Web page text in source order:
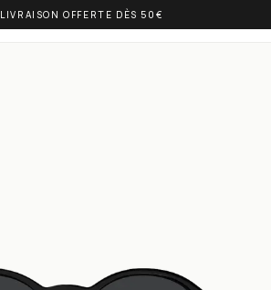
LIVRAISON OFFERTE DÈS 50€
OLIVIA BALM